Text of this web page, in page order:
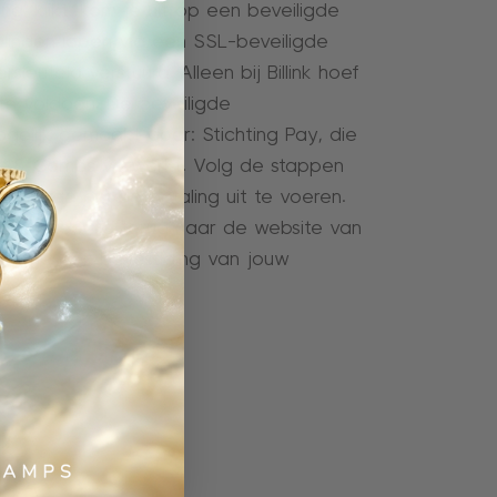
klikt, kom je uit op een beveiligde
lopen via een SSL-beveiligde
verstuurd. Alleen bij Billink hoef
voldoen. De beveiligde
gemaakt door: Stichting Pay, die
& Camps verwerkt. Volg de stappen
om de betaling uit te voeren.
is, keer je terug naar de website van
je een bevestiging van jouw